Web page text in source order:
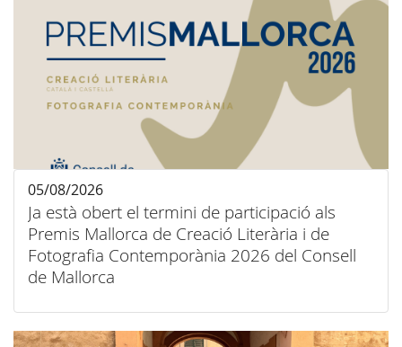
Ja està obert el termini de participació als
Premis Mallorca de Creació Literària i de
Fotografia Contemporània 2026 del Consell
de Mallorca
05/08/2026